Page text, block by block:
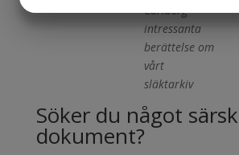
Carlberg
intressanta
berättelse om
vårt
släktarkiv
Söker du något
dokument?
MARKNADSFÖRING